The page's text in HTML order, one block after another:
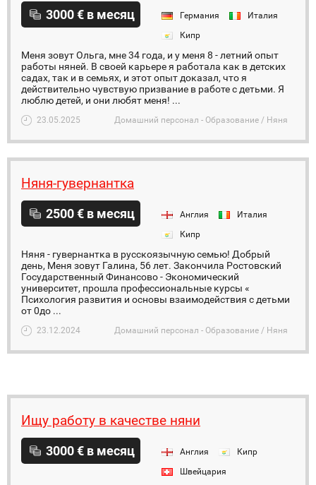
3000 € в месяц Германия
Италия
Кипр
Меня зовут Ольга, мне 34 года, и у меня 8 - летний опыт
работы няней. В своей карьере я работала как в детских
садах, так и в семьях, и этот опыт доказал, что я
действительно чувствую призвание в работе с детьми. Я
люблю детей, и они любят меня! ...
23.05.2025 Домашний персонал - Образование / Няня
Няня-гувернантка
2500 € в месяц Англия
Италия
Кипр
Няня - гувернантка в русскоязычную семью! Добрый
день, Меня зовут Галина, 56 лет. Закончила Ростовский
Государственный Финансово - Экономический
университет, прошла профессиональные курсы «
Психология развития и основы взаимодействия с детьми
от 0до ...
23.12.2024 Домашний персонал - Образование / Няня
Ищу работу в качестве няни
3000 € в месяц Англия
Кипр
Швейцария